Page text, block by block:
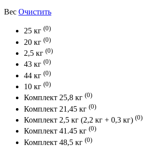
Вес Очистить
25 кг (0)
20 кг (0)
2,5 кг (0)
43 кг (0)
44 кг (0)
10 кг (0)
Комплект 25,8 кг (0)
Комплект 21,45 кг (0)
Комплект 2,5 кг (2,2 кг + 0,3 кг) (0)
Комплект 41.45 кг (0)
Комплект 48,5 кг (0)